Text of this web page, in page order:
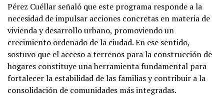
Pérez Cuéllar señaló que este programa responde a la
necesidad de impulsar acciones concretas en materia de
vivienda y desarrollo urbano, promoviendo un
crecimiento ordenado de la ciudad. En ese sentido,
sostuvo que el acceso a terrenos para la construcción de
hogares constituye una herramienta fundamental para
fortalecer la estabilidad de las familias y contribuir a la
consolidación de comunidades más integradas.